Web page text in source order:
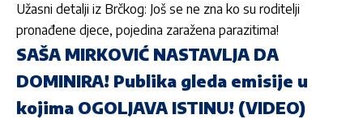
Užasni detalji iz Brčkog: Još se ne zna ko su roditelji
pronađene djece, pojedina zaražena parazitima!
SAŠA MIRKOVIĆ NASTAVLJA DA
DOMINIRA! Publika gleda emisije u
kojima OGOLJAVA ISTINU! (VIDEO)